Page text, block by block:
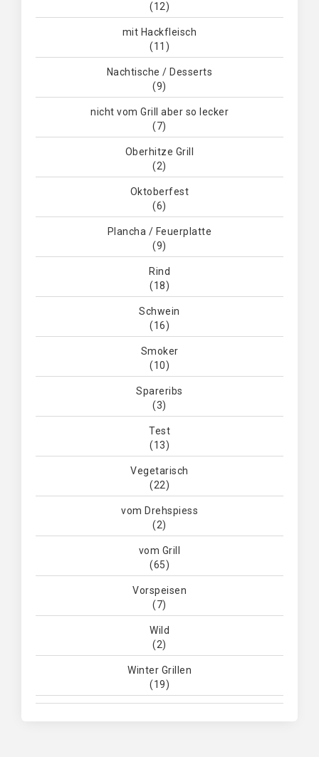
(12)
mit Hackfleisch
(11)
Nachtische / Desserts
(9)
nicht vom Grill aber so lecker
(7)
Oberhitze Grill
(2)
Oktoberfest
(6)
Plancha / Feuerplatte
(9)
Rind
(18)
Schwein
(16)
Smoker
(10)
Spareribs
(3)
Test
(13)
Vegetarisch
(22)
vom Drehspiess
(2)
vom Grill
(65)
Vorspeisen
(7)
Wild
(2)
Winter Grillen
(19)